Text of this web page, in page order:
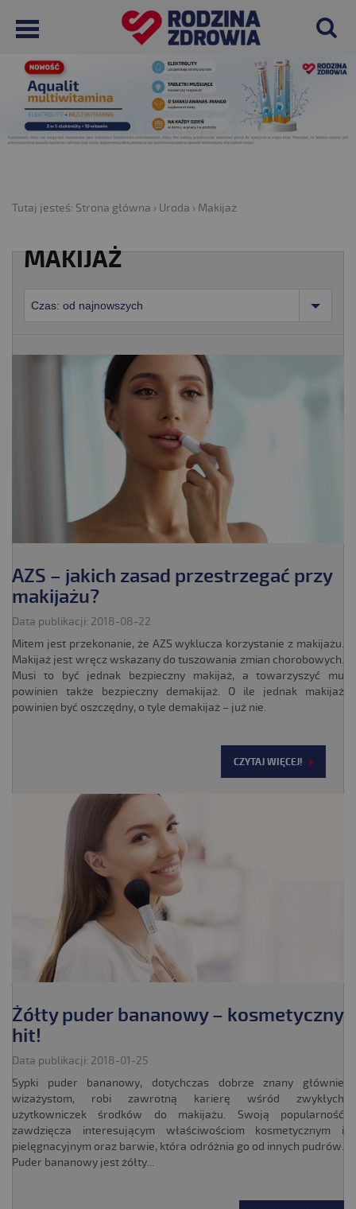
Tutaj jesteś: Strona główna › Uroda › Makijaż
MAKIJAŻ
Czas: od najnowszych
AZS – jakich zasad przestrzegać przy
makijażu?
Data publikacji: 2018-08-22
Mitem jest przekonanie, że AZS wyklucza korzystanie z makijażu.
Makijaż jest wręcz wskazany do tuszowania zmian chorobowych.
Musi to być jednak bezpieczny makijaż, a towarzyszyć mu
powinien także bezpieczny demakijaż. O ile jednak makijaż
powinien być oszczędny, o tyle demakijaż – już nie.
CZYTAJ WIĘCEJ!
Żółty puder bananowy – kosmetyczny
hit!
Data publikacji: 2018-01-25
Sypki puder bananowy, dotychczas dobrze znany głównie
wizażystom, robi zawrotną karierę wśród zwykłych
użytkowniczek środków do makijażu. Swoją popularność
zawdzięcza interesującym właściwościom kosmetycznym i
pielęgnacyjnym oraz barwie, która odróżnia go od innych pudrów.
Puder bananowy jest żółty...